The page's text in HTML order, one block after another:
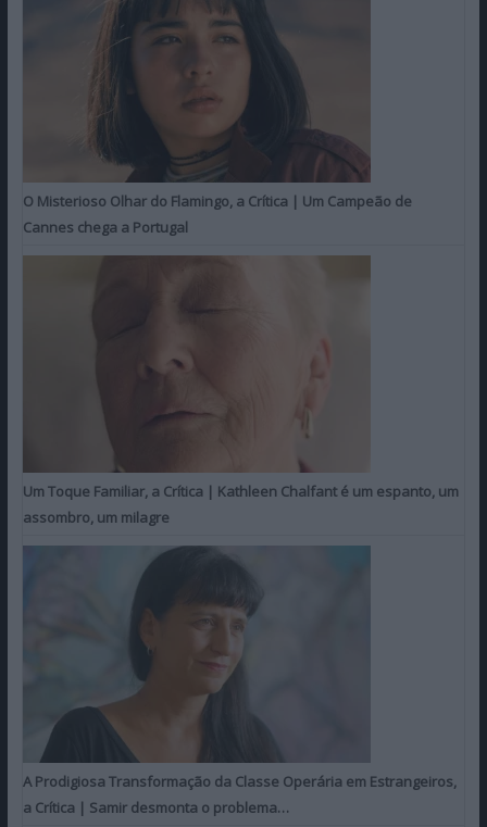
O Misterioso Olhar do Flamingo, a Crítica | Um Campeão de
Cannes chega a Portugal
Um Toque Familiar, a Crítica | Kathleen Chalfant é um espanto, um
assombro, um milagre
A Prodigiosa Transformação da Classe Operária em Estrangeiros,
a Crítica | Samir desmonta o problema…